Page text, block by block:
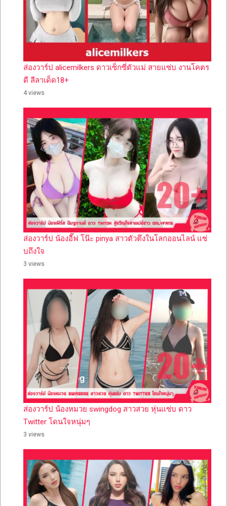
ส่องวาร์ป alicemilkers ดาวเซ็กซี่ตัวแม่ สายแซ่บ งานโคตร
ดี ลีลาเด็ด18+
4 views
ส่องวาร์ป น้องอี๊ฟ โน๊ะ pinya สาวตัวตึงในโลกออนไลน์ แซ่
บถึงใจ
3 views
ส่องวาร์ป น้องหมวย swingdog สาวสวย หุ่นแซ่บ ดาว
Twitter โดนใจหนุ่มๆ
3 views